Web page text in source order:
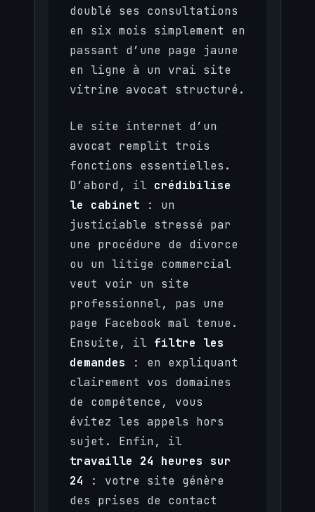
doublé ses consultations
en six mois simplement en
passant d’une page jaune
en ligne à un vrai site
vitrine avocat structuré.
Le site internet d’un
avocat remplit trois
fonctions essentielles.
D’abord, il crédibilise
le cabinet : un
justiciable stressé par
une procédure de divorce
ou un litige commercial
veut voir un site
professionnel, pas une
page Facebook mal tenue.
Ensuite, il filtre les
demandes : en expliquant
clairement vos domaines
de compétence, vous
évitez les appels hors
sujet. Enfin, il
travaille 24 heures sur
24 : votre site génère
des prises de contact